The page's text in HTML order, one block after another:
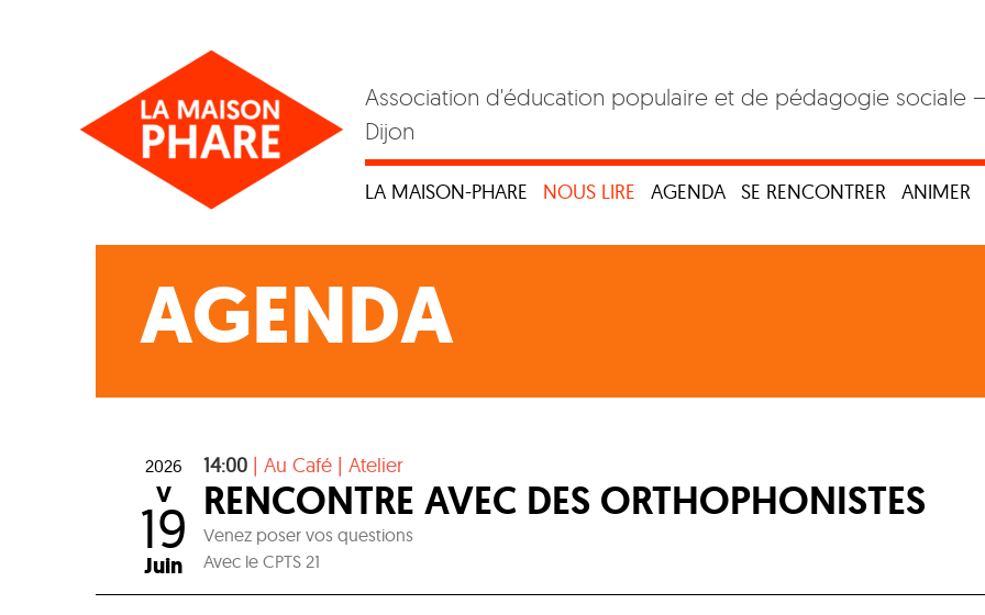
Association d'éducation populaire et de pédagogie sociale
Dijon
LA MAISON-PHARE NOUS LIRE AGENDA SE RENCONTRER ANIMER
AGENDA
2026
V
19
Juin
14:00 | Au Café | Atelier
RENCONTRE AVEC DES ORTHOPHONISTES
Venez poser vos questions
Avec le CPTS 21